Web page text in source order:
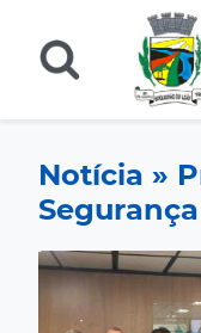
Notícia »